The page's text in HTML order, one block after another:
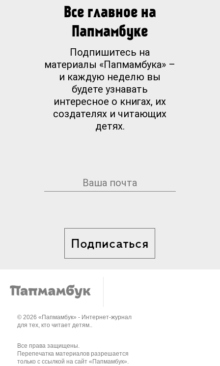
Все главное на
Папмамбуке
Подпишитесь на
материалы «Папмамбука» –
и каждую неделю вы
будете узнавать
интересное о книгах, их
создателях и читающих
детях.
Подписаться
© 2026 «Папмамбук» - Интернет-журнал
для тех, кто читает детям..
Все права защищены.
Перепечатка материалов разрешается
только с ссылкой на сайт «Папмамбук».